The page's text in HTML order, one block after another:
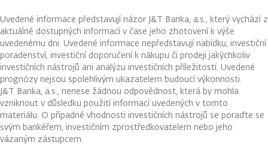
Uvedené informace představují názor J&T Banka, a.s., který vychází z
aktuálně dostupných informací v čase jeho zhotovení k výše
uvedenému dni. Uvedené informace nepředstavují nabídku, investiční
poradenství, investiční doporučení k nákupu či prodeji jakýchkoliv
investičních nástrojů ani analýzu investičních příležitostí. Uvedené
prognózy nejsou spolehlivým ukazatelem budoucí výkonnosti.
J&T Banka, a.s., nenese žádnou odpovědnost, která by mohla
vzniknout v důsledku použití informací uvedených v tomto
materiálu. O případné vhodnosti investičních nástrojů se poraďte se
svým bankéřem, investičním zprostředkovatelem nebo jeho
vázaným zástupcem.